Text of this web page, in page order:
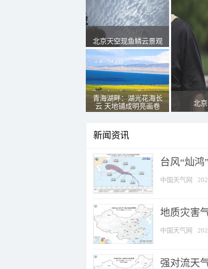
北京天空现鱼鳞云景观
青海湖畔：湖光花海长
云 天地铺成明亮画卷
北
新闻资讯
台风“灿
中国天气网
地质灾害
中国天气网
强对流天